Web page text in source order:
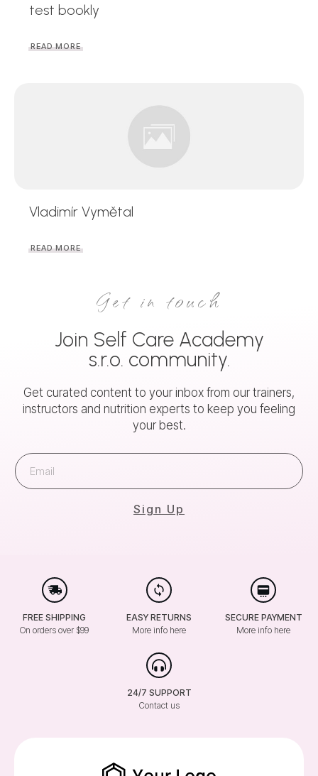
Get in touch
Join Self Care Academy
s.r.o. community.
Get curated content to your inbox from our trainers,
instructors and nutrition experts to keep you feeling
your best.
Sign Up
test bookly
READ MORE
Vladimír Vymětal
READ MORE
FREE SHIPPING
On orders over $99
EASY RETURNS
More info here
SECURE PAYMENT
More info here
24/7 SUPPORT
Contact us